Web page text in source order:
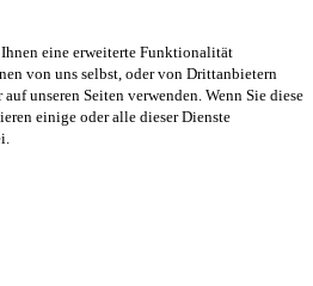
eine erweiterte Funktionalität
von uns selbst, oder von Drittanbietern
unseren Seiten verwenden. Wenn Sie diese
einige oder alle dieser Dienste